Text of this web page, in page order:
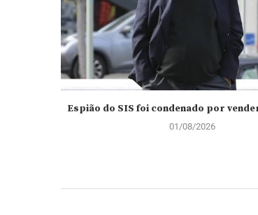
Espião do SIS foi condenado por
01/08/2026